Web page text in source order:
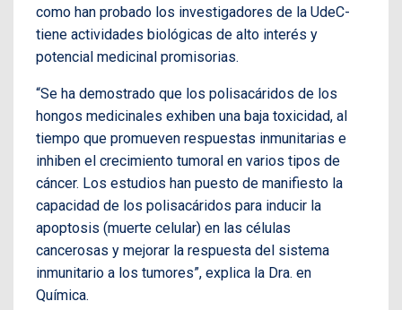
como han probado los investigadores de la UdeC-
tiene actividades biológicas de alto interés y
potencial medicinal promisorias.
“Se ha demostrado que los polisacáridos de los
hongos medicinales exhiben una baja toxicidad, al
tiempo que promueven respuestas inmunitarias e
inhiben el crecimiento tumoral en varios tipos de
cáncer. Los estudios han puesto de manifiesto la
capacidad de los polisacáridos para inducir la
apoptosis (muerte celular) en las células
cancerosas y mejorar la respuesta del sistema
inmunitario a los tumores”, explica la Dra. en
Química.